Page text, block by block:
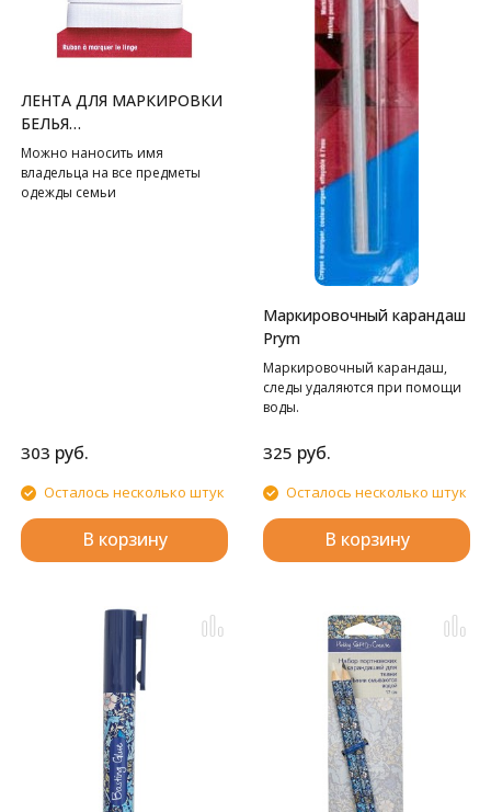
ЛЕНТА ДЛЯ МАРКИРОВКИ
БЕЛЬЯ
ПРИУТЮЖИВАЮЩАЯСЯ
ХЛОПОК 11 ММ PRYM
Можно наносить имя
владельца на все предметы
одежды семьи
303 руб.
Осталось несколько штук
В корзину
Маркировочный карандаш
Prym
Маркировочный карандаш,
следы удаляются при помощи
воды.
325 руб.
Осталось несколько штук
В корзину